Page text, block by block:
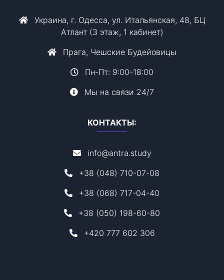
Украина, г. Одесса, ул. Итальянская, 48, БЦ
Атлант (3 этаж, 1 кабинет)
Прага, Чешские Будейовицы
Пн-Пт: 9:00-18:00
Мы на связи 24/7
КОНТАКТЫ:
info@antra.study
+38 (048) 710-07-08
+38 (068) 717-04-40
+38 (050) 198-60-80
+420 777 602 306